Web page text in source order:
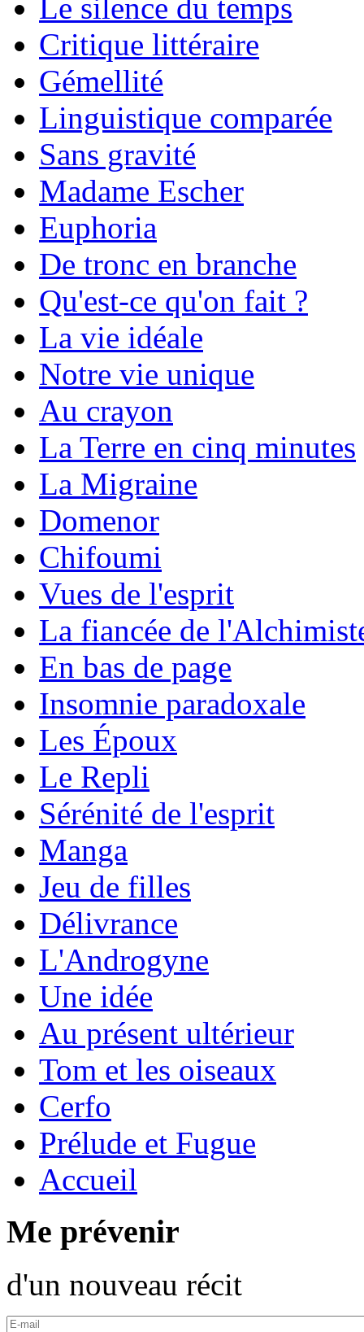
Le silence du temps
Critique littéraire
Gémellité
Linguistique comparée
Sans gravité
Madame Escher
Euphoria
De tronc en branche
Qu'est-ce qu'on fait ?
La vie idéale
Notre vie unique
Au crayon
La Terre en cinq minutes
La Migraine
Domenor
Chifoumi
Vues de l'esprit
La fiancée de
En bas de page
Insomnie paradoxale
Les Époux
Le Repli
Sérénité de l'esprit
Manga
Jeu de filles
Délivrance
L'Androgyne
Une idée
Au présent ultérieur
Tom et les oiseaux
Cerfo
Prélude et Fugue
Accueil
Me prévenir
d'un nouveau récit